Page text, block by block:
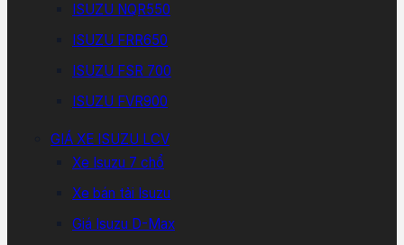
ISUZU NQR550
ISUZU FRR650
ISUZU FSR 700
ISUZU FVR900
GIÁ XE ISUZU LCV
Xe Isuzu 7 chổ
Xe bán tải Isuzu
Giá Isuzu D-Max